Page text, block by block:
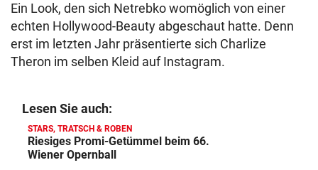
Ein Look, den sich Netrebko womöglich von einer
echten Hollywood-Beauty abgeschaut hatte. Denn
erst im letzten Jahr präsentierte sich Charlize
Theron im selben Kleid auf Instagram.
Lesen Sie auch:
STARS, TRATSCH & ROBEN
Riesiges Promi-Getümmel beim 66.
Wiener Opernball